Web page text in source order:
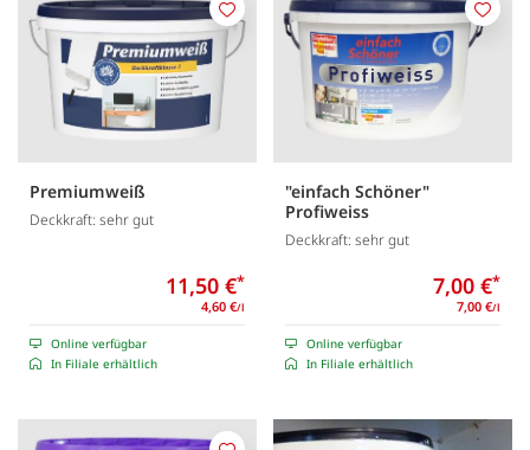
Premiumweiß
Deckkraft: sehr gut
11,50 €*
4,60 €/l
Online verfügbar
In Filiale erhältlich
Merken
"einfach Schöner"
Profiweiss
Deckkraft: sehr gut
7,00 €*
7,00 €/l
Online verfügbar
In Filiale erhältlich